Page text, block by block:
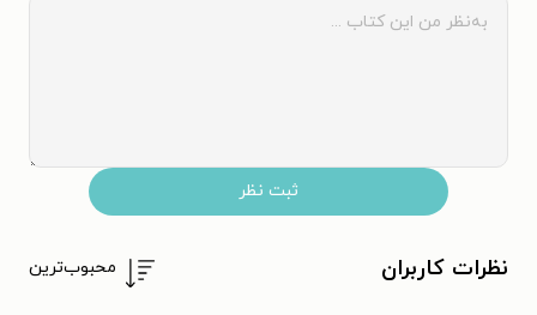
ثبت نظر
نظرات کاربران محبوب‌ترین